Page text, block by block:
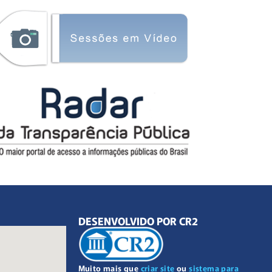
Muito mais que criar site ousistema para
DESENVOLVIDO POR CR2